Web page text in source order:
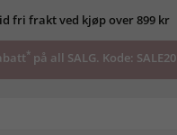
fri frakt ved kjøp over 899 kr
* på all SALG. Kode: SALE20